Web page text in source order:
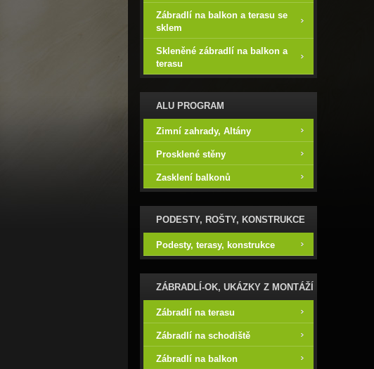
Zábradlí na balkon a terasu se
sklem
Skleněné zábradlí na balkon a
terasu
ALU PROGRAM
Zimní zahrady, Altány
Prosklené stěny
Zasklení balkonů
PODESTY, ROŠTY, KONSTRUKCE
Podesty, terasy, konstrukce
ZÁBRADLÍ-OK, UKÁZKY Z MONTÁŽÍ
Zábradlí na terasu
Zábradlí na schodiště
Zábradlí na balkon